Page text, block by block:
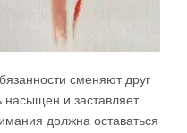
сменяют друг
насыщен и заставляет
должна оставаться